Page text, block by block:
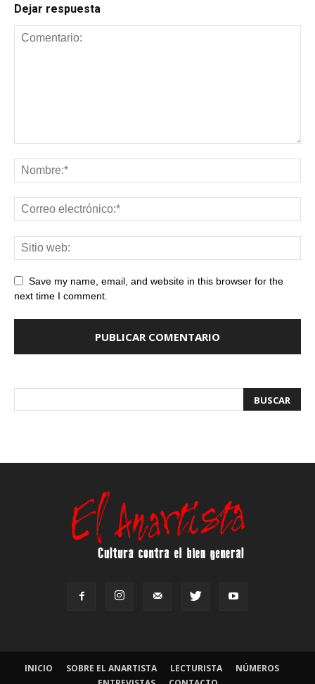
Dejar respuesta
Save my name, email, and website in this browser for the
next time I comment.
INICIO SOBRE EL ANARTISTA LECTURISTA
NÚMEROS